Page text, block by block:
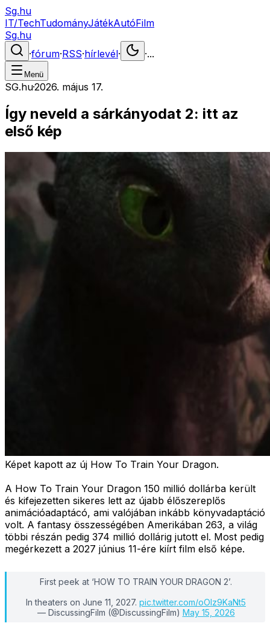
Sg.hu
IT/TechTudományJátékAutóFilm
Sg.hu
·fórum·RSS·hírlevél· ·...
Menü
SG.hu·2026. május 17.
Így neveld a sárkányodat 2: itt az
első kép
Képet kapott az új How To Train Your Dragon.
A How To Train Your Dragon 150 millió dollárba került
és kifejezetten sikeres lett az újabb élőszereplős
animációadaptácó, ami valójában inkább könyvadaptáció
volt. A fantasy összességében Amerikában 263, a világ
többi részán pedig 374 millió dollárig jutott el. Most pedig
megérkezett a 2027 június 11-ére kiírt film első képe.
First peek at ‘HOW TO TRAIN YOUR DRAGON 2’.
In theaters on June 11, 2027. pic.twitter.com/oOIz9KaNt5
— DiscussingFilm (@DiscussingFilm) May 15, 2026